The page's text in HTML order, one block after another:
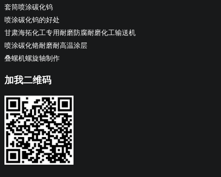
套筒喷涂碳化钨
喷涂碳化钨的好处
甘肃海拓化工专用耐磨防腐耐磨化工输送机
喷涂碳化铬耐磨耐高温涂层
叠螺机螺旋轴制作
加我二维码